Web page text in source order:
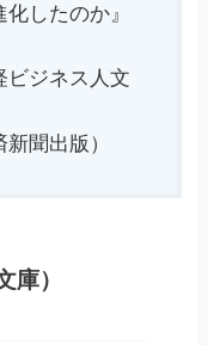
したのか』
ビジネス人文
聞出版）
庫）